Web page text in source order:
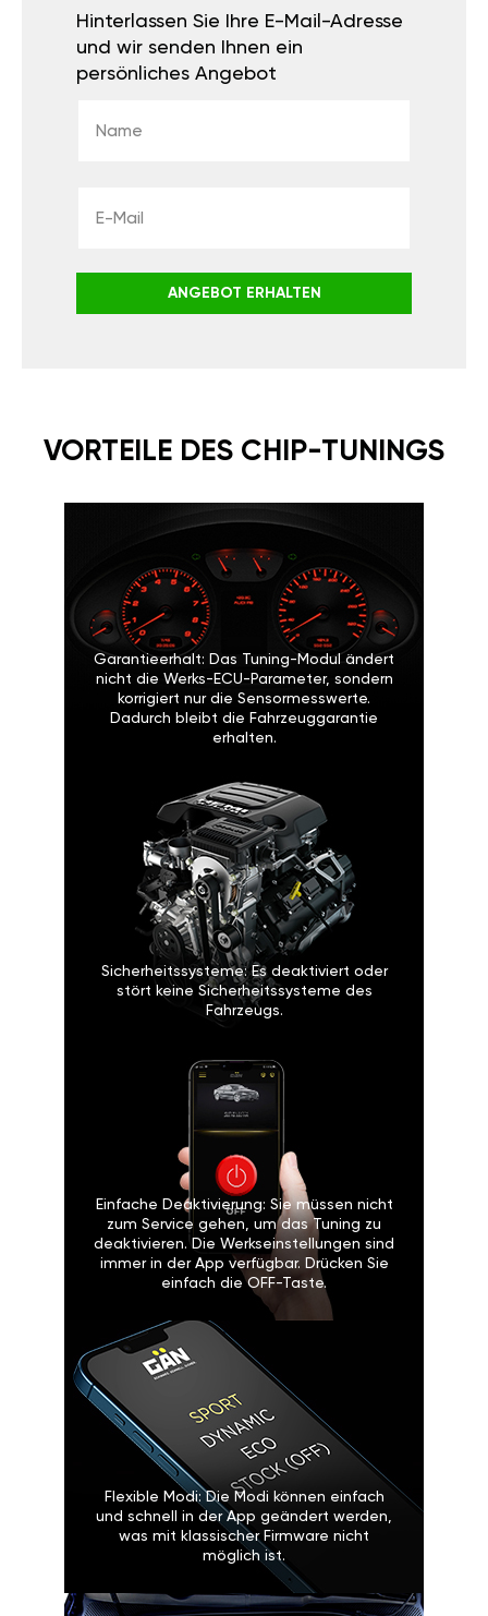
Hinterlassen Sie Ihre E-Mail-Adresse
und wir senden Ihnen ein
persönliches Angebot
ANGEBOT ERHALTEN
VORTEILE DES CHIP-TUNINGS
Garantieerhalt: Das Tuning-Modul ändert
nicht die Werks-ECU-Parameter, sondern
korrigiert nur die Sensormesswerte.
Dadurch bleibt die Fahrzeuggarantie
erhalten.
Sicherheitssysteme: Es deaktiviert oder
stört keine Sicherheitssysteme des
Fahrzeugs.
Einfache Deaktivierung: Sie müssen nicht
zum Service gehen, um das Tuning zu
deaktivieren. Die Werkseinstellungen sind
immer in der App verfügbar. Drücken Sie
einfach die OFF-Taste.
Flexible Modi: Die Modi können einfach
und schnell in der App geändert werden,
was mit klassischer Firmware nicht
möglich ist.